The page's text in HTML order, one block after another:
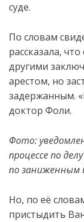
суде.
По словам
рассказала,
другими
арестом, но
задержанным.
доктор Фоли.
Фото:у
процессе по делу
по заниженным
Но, по её
пристыдить